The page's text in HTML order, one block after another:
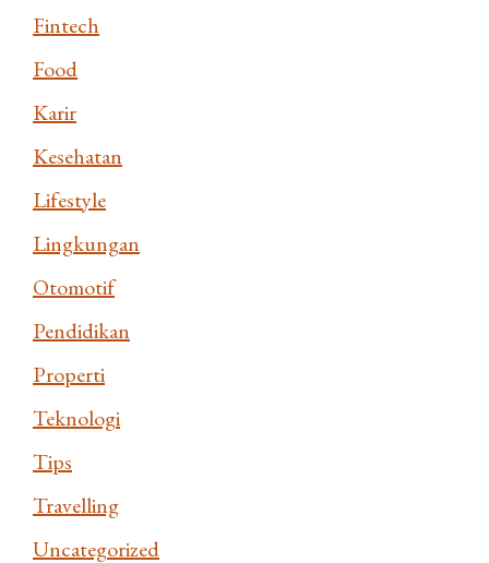
Fintech
Food
Karir
Kesehatan
Lifestyle
Lingkungan
Otomotif
Pendidikan
Properti
Teknologi
Tips
Travelling
Uncategorized